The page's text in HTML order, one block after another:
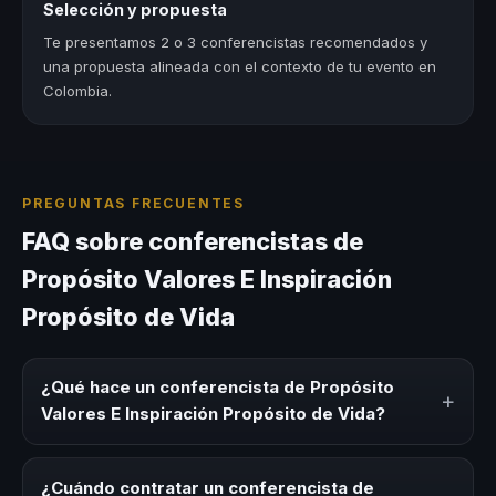
Selección y propuesta
Te presentamos 2 o 3 conferencistas recomendados y
una propuesta alineada con el contexto de tu evento en
Colombia.
PREGUNTAS FRECUENTES
FAQ sobre conferencistas de
Propósito Valores E Inspiración
Propósito de Vida
¿Qué hace un conferencista de Propósito
Valores E Inspiración Propósito de Vida?
+
Propósito de Vida es un experto que comparte
¿Cuándo contratar un conferencista de